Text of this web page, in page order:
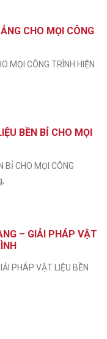
CHO MỌI CÔNG
MỌI CÔNG TRÌNH HIỆN
BỀN BỈ CHO MỌI
BỈ CHO MỌI CÔNG
– GIẢI PHÁP VẬT
PHÁP VẬT LIỆU BỀN